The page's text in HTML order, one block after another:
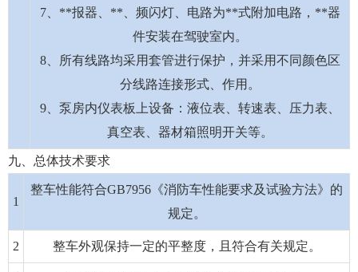
7、**报器、**、频闪灯、电路为**式附加电路，**器
件安装在驾驶室内。
8、所有线路均采用套管进行保护，并采用不同颜色区
分线路连接形式、作用。
9、泵房内仪表板上设备：液位表、转速表、压力表、
真空表、器材箱照明开关等。
九、总体技术要求
1
整车性能符合GB7956《消防车性能要求及试验方法》的
规定。
2 整车外观保持一定的平整度，且符合有关规定。